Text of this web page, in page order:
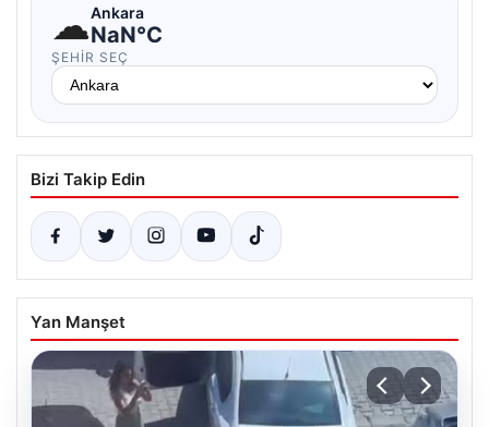
☁Ankara
NaN°C
ŞEHIR SEÇ
Bizi Takip Edin
Yan Manşet